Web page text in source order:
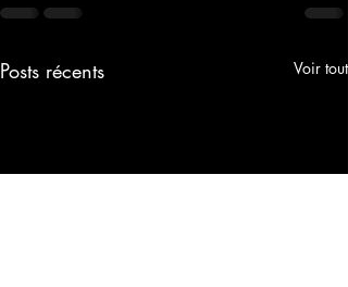
Posts récents Voir tout